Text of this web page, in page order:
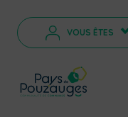
VOUS ÊTES